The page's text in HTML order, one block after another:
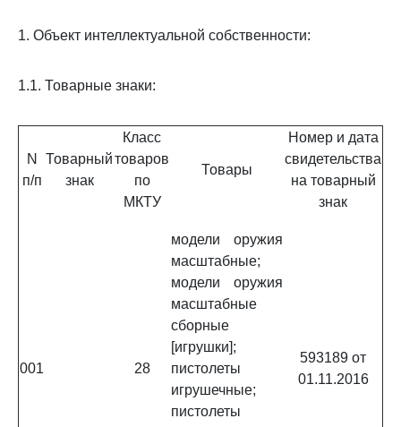
1. Объект интеллектуальной собственности:
1.1. Товарные знаки:
N
п/п
Товарный
знак
Класс
товаров
по
МКТУ
Товары
Номер и дата
свидетельства
на товарный
знак
001 28
модели оружия
масштабные;
модели оружия
масштабные
сборные
[игрушки];
пистолеты
игрушечные;
пистолеты
593189 от
01.11.2016